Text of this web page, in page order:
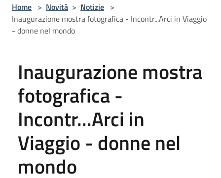
Home > Novità > Notizie >
Inaugurazione mostra fotografica - Incontr...Arci in Viaggio
- donne nel mondo
Inaugurazione mostra
fotografica -
Incontr...Arci in
Viaggio - donne nel
mondo